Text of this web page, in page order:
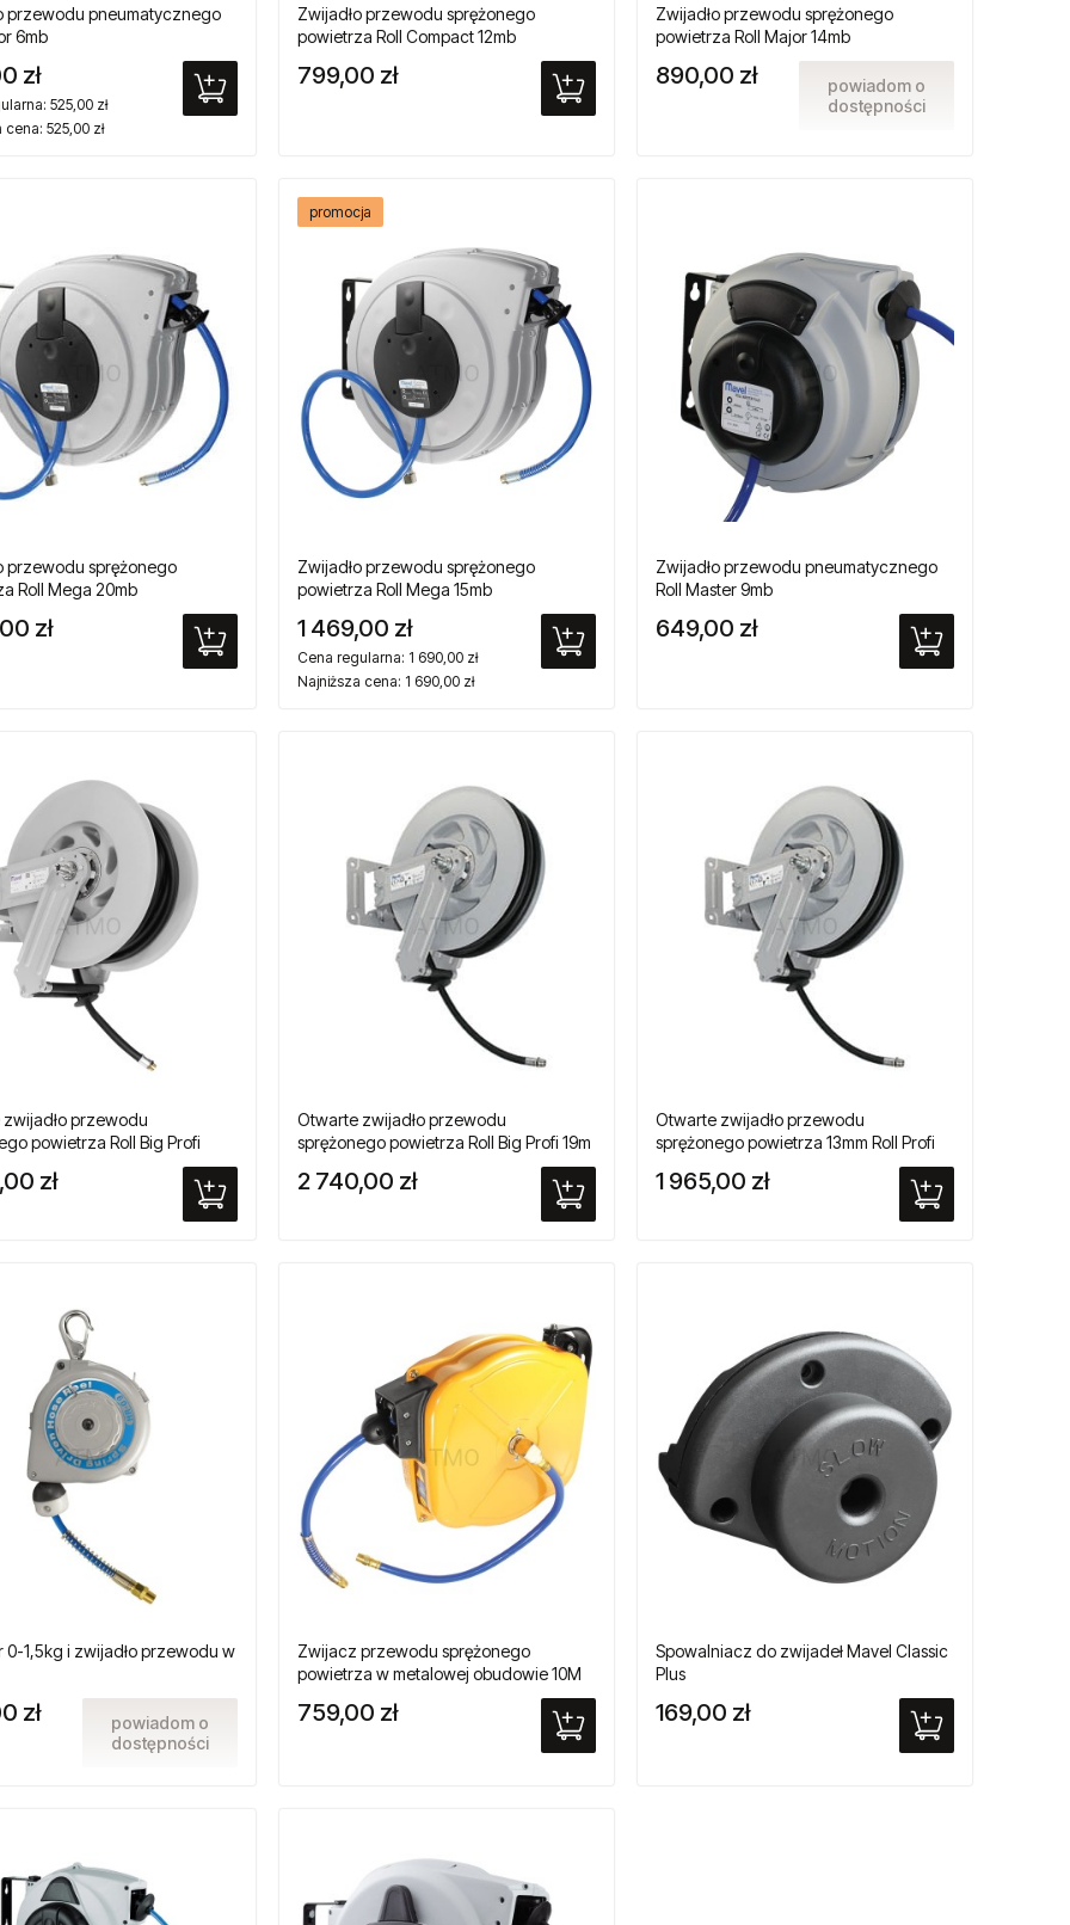
przewodu pneumatycznego
6mb
zł
525,00 zł
cena: 525,00 zł
Zwijadło przewodu sprężonego
powietrza Roll Compact 12mb
799,00 zł
Zwijadło przewodu sprężonego
powietrza Roll Major 14mb
890,00 zł
powiadom o
dostępności
przewodu sprężonego
Roll Mega 20mb
zł
Zwijadło przewodu sprężonego
powietrza Roll Mega 15mb
1 469,00 zł
Cena regularna: 1 690,00 zł
Najniższa cena: 1 690,00 zł
promocja
Zwijadło przewodu pneumatycznego
Roll Master 9mb
649,00 zł
przewodu
powietrza Roll Big Profi
zł
Otwarte zwijadło przewodu
sprężonego powietrza Roll Big Profi 19m
2 740,00 zł
Otwarte zwijadło przewodu
sprężonego powietrza 13mm Roll Profi
1 965,00 zł
0-1,5kg i zwijadło przewodu w
zł
powiadom o
dostępności
Zwijacz przewodu sprężonego
powietrza w metalowej obudowie 10M
759,00 zł
Spowalniacz do zwijadeł Mavel Classic
Plus
169,00 zł